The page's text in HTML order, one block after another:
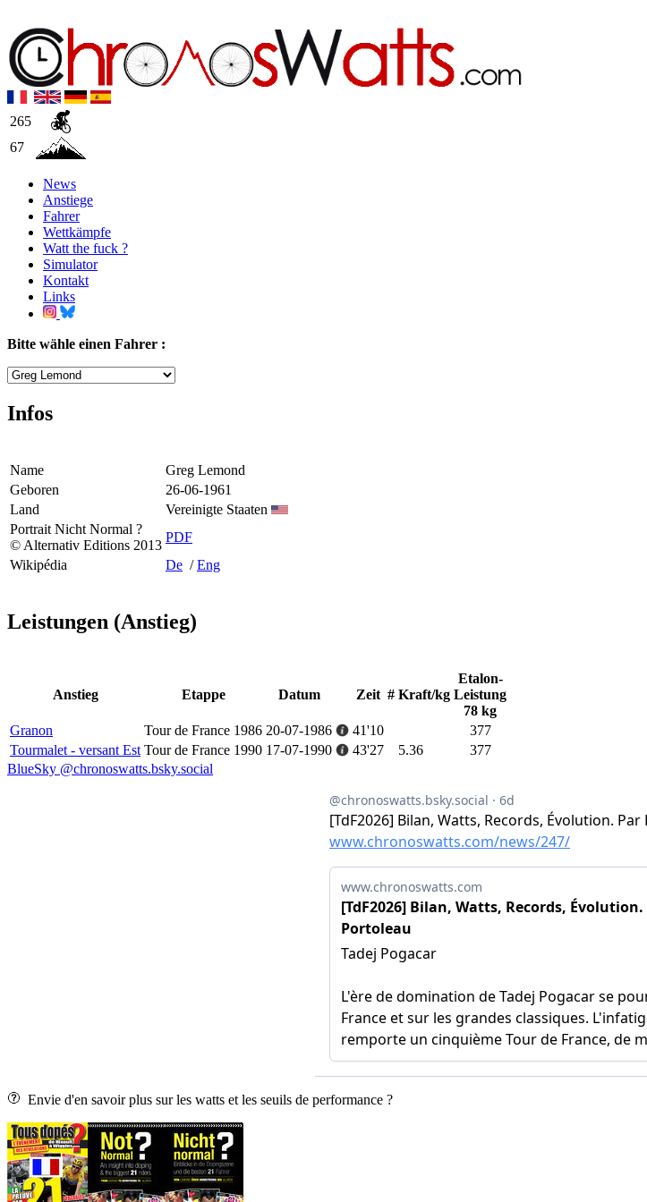
265
67
News
Anstiege
Fahrer
Wettkämpfe
Watt the fuck ?
Simulator
Kontakt
Links
Bitte wähle einen Fahrer :
Infos
Name
Greg Lemond
Geboren
26-06-1961
Land
Vereinigte Staaten
Portrait Nicht Normal ?
© Alternativ Editions 2013
PDF
Wikipédia
De /Eng
Leistungen (Anstieg)
Anstieg Etappe Datum Zeit # Kraft/kg
Etalon-
Leistung
78 kg
Granon
Tour de France 1986 20-07-1986 41'10
377
Tourmalet - versant Est Tour de France 1990 17-07-1990 43'27 5.36
377
BlueSky @chronoswatts.bsky.social
Envie d'en savoir plus sur les watts et les seuils de performance ?